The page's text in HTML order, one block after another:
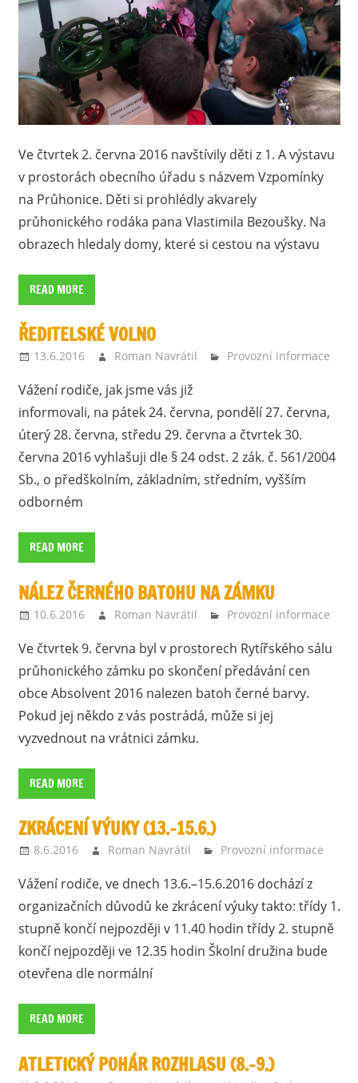
Ve čtvrtek 2. června 2016 navštívily děti z 1. A výstavu
v prostorách obecního úřadu s názvem Vzpomínky
na Průhonice. Děti si prohlédly akvarely
průhonického rodáka pana Vlastimila Bezoušky. Na
obrazech hledaly domy, které si cestou na výstavu
READ MORE
ŘEDITELSKÉ VOLNO
13.6.2016 Roman Navrátil Provozní informace
Vážení rodiče, jak jsme vás již
informovali, na pátek 24. června, pondělí 27. června,
úterý 28. června, středu 29. června a čtvrtek 30.
června 2016 vyhlašuji dle § 24 odst. 2 zák. č. 561/2004
Sb., o předškolním, základním, středním, vyšším
odborném
READ MORE
NÁLEZ ČERNÉHO BATOHU NA ZÁMKU
10.6.2016 Roman Navrátil Provozní informace
Ve čtvrtek 9. června byl v prostorech Rytířského sálu
průhonického zámku po skončení předávání cen
obce Absolvent 2016 nalezen batoh černé barvy.
Pokud jej někdo z vás postrádá, může si jej
vyzvednout na vrátnici zámku.
READ MORE
ZKRÁCENÍ VÝUKY (13.–15.6.)
8.6.2016 Roman Navrátil Provozní informace
Vážení rodiče, ve dnech 13.6.–15.6.2016 dochází z
organizačních důvodů ke zkrácení výuky takto: třídy 1.
stupně končí nejpozději v 11.40 hodin třídy 2. stupně
končí nejpozději ve 12.35 hodin Školní družina bude
otevřena dle normální
READ MORE
ATLETICKÝ POHÁR ROZHLASU (8.–9.)